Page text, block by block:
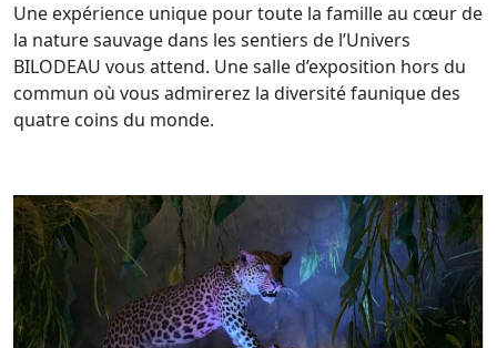
Une expérience unique pour toute la famille au cœur de
la nature sauvage dans les sentiers de l’Univers
BILODEAU vous attend. Une salle d’exposition hors du
commun où vous admirerez la diversité faunique des
quatre coins du monde.